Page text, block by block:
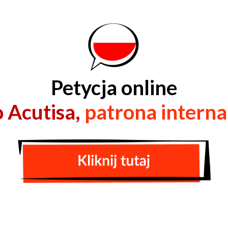
Petycja online
Acutisa, patrona